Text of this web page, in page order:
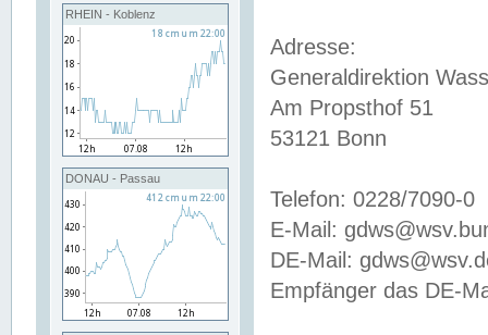
RHEIN - Koblenz
DONAU - Passau
Adresse:
Generaldirektion
Am Propsthof 51
53121 Bonn
Telefon: 0228/7090-0
E-Mail:
DE-Mail:
Empfänger das DE-